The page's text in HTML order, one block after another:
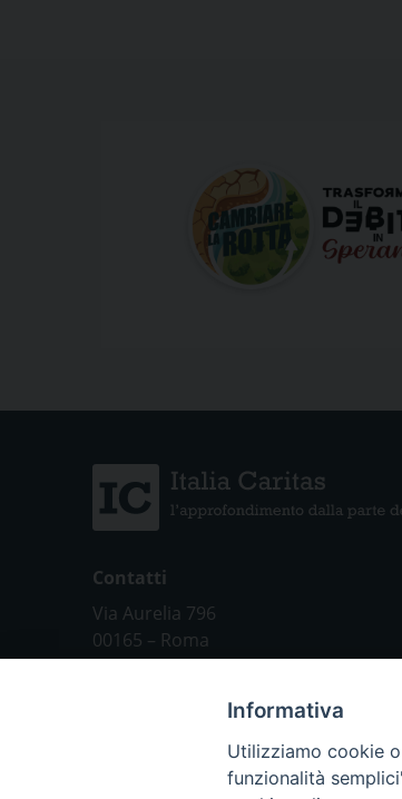
Contatti
Via Aurelia 796
00165 – Roma
tel: +39 06 661 771
Informativa
Utilizziamo cookie
funzionalità